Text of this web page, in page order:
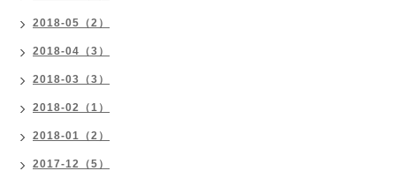
2018-05（2）
2018-04（3）
2018-03（3）
2018-02（1）
2018-01（2）
2017-12（5）